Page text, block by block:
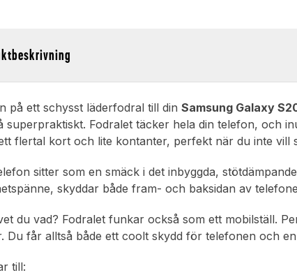
på ett schysst läderfodral till dinSamsung Galaxy
superpraktiskt. Fodralet täcker hela din telefon, och
flertal kort och lite kontanter, perfekt när du inte vill
sitter som en smäck i det inbyggda,
skyddar både fram- och baksidan av
du vad? Fodralet funkar också som ett mobilställ.
Du får alltså både ett coolt skydd för telefonen och
till: